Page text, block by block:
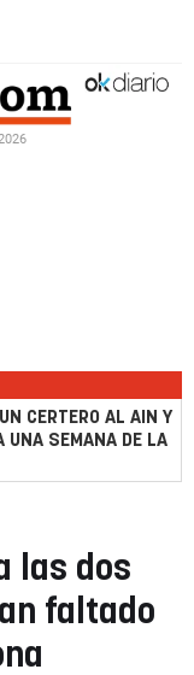
CERTERO AL AIN Y
UNA SEMANA DE LA
las dos
faltado